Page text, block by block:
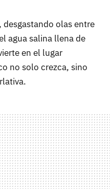
, desgastando olas entre
agua salina llena de
en el lugar
no solo crezca, sino